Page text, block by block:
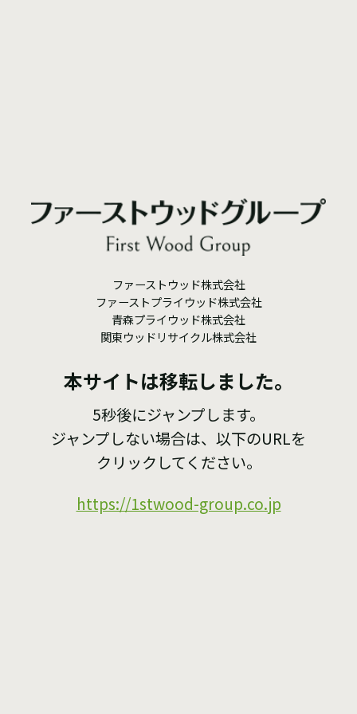
ファーストウッド株式会社
ファーストプライウッド株式会社
青森プライウッド株式会社
関東ウッドリサイクル株式会社
本サイトは移転しました。
5秒後にジャンプします。
ジャンプしない場合は、以下のURLを
クリックしてください。
https://1stwood-group.co.jp